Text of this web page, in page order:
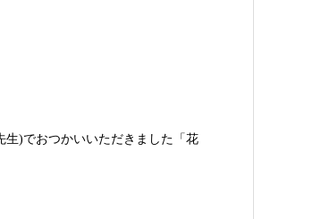
)でおつかいいただきました「花